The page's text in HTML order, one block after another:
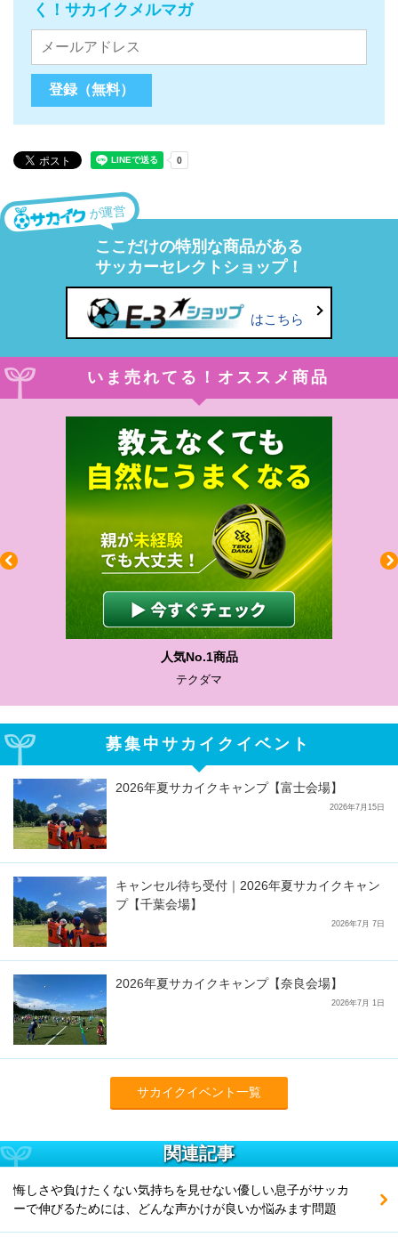
く！サカイクメルマガ
が運営
ここだけの特別な商品がある
サッカーセレクトショップ！
はこちら
いま売れてる！オススメ商品
人気No.1商品
テクダマ
募集中サカイクイベント
2026年夏サカイクキャンプ【富士会場】
2026年7月15日
キャンセル待ち受付｜2026年夏サカイクキャン
プ【千葉会場】
2026年7月 7日
2026年夏サカイクキャンプ【奈良会場】
2026年7月 1日
サカイクイベント一覧
関連記事
悔しさや負けたくない気持ちを見せない優しい息子がサッカ
ーで伸びるためには、どんな声かけが良いか悩みます問題